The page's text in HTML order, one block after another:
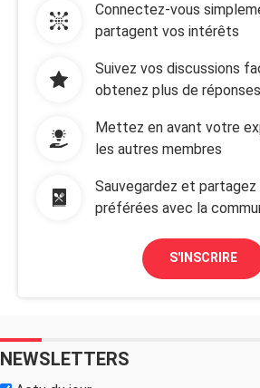
Connectez-vous
partagent vos intérêts
Suivez vos discussions
obtenez plus de réponses
Mettez en avant votre
les autres membres
Sauvegardez et
préférées avec la
S'INSCRIRE
NEWSLETTERS